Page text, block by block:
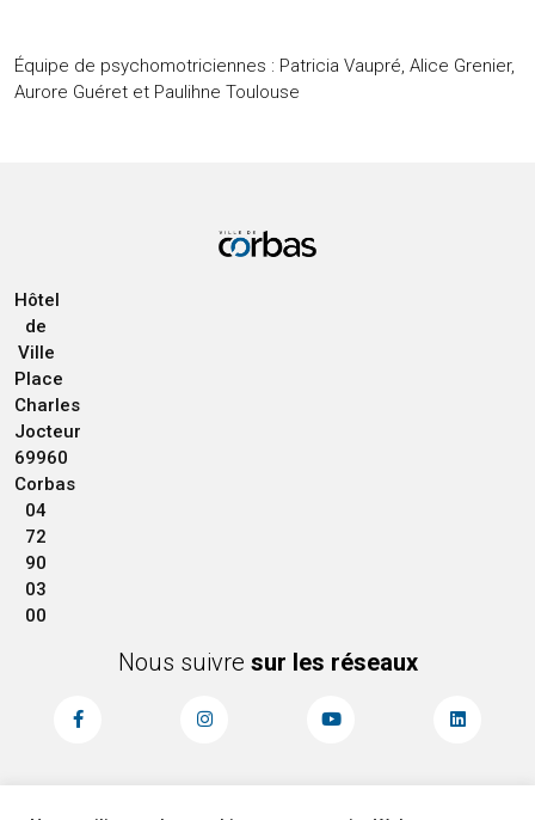
Équipe de psychomotriciennes : Patricia Vaupré, Alice Grenier,
Aurore Guéret et Paulihne Toulouse
Hôtel
de
Ville
Place
Charles
Jocteur
69960
Corbas
04
72
90
03
00
Nous suivre sur les réseaux